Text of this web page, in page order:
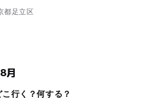
都足立区
月
行く？何する？